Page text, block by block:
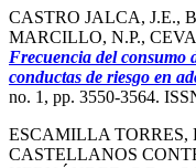
CASTRO JALCA, J.E.,
MARCILLO, N.P.,
Frecuencia del consumo
conductas de riesgo en
no. 1, pp. 3550-3564.
ESCAMILLA TORRES,
CASTELLANOS